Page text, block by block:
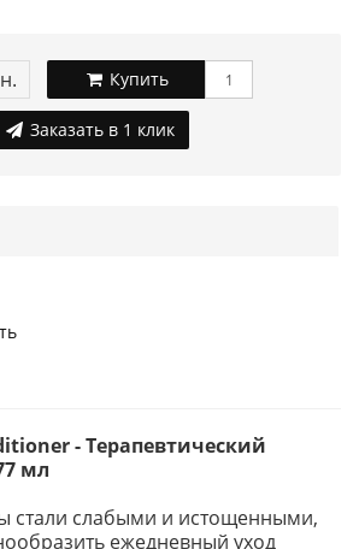
Купить
Заказать в 1 клик
- Терапевтический
мл
стали слабыми и истощенными,
ежедневный уход